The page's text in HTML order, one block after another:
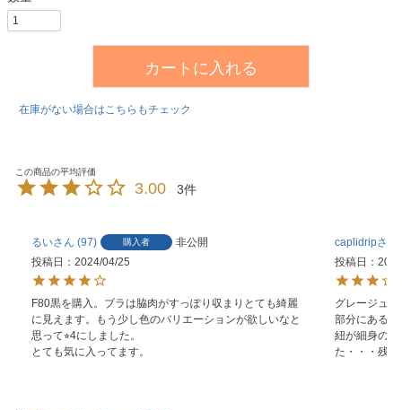
カートに入れる
在庫がない場合はこちらもチェック
3.00 3
るい 97 購入者
非公開
投稿日
2024/04/25
F80黒を購入。ブラは脇肉がすっぽり収まりとても綺麗
に見えます。もう少し色のバリエーションが欲しいなと
思って⭐︎4にしました。
とても気に入ってます。
caplidrip
投稿日
グレージュ
部分にある
紐が細身の
た・・・残念